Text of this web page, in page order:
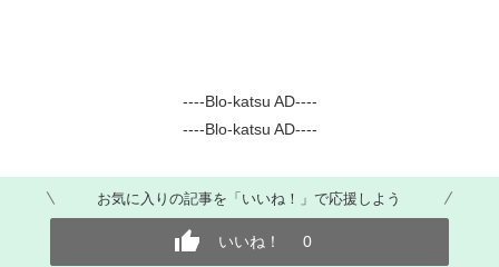
----Blo-katsu AD----
----Blo-katsu AD----
お気に入りの記事を「いいね！」で応援しよう
いいね！ 0